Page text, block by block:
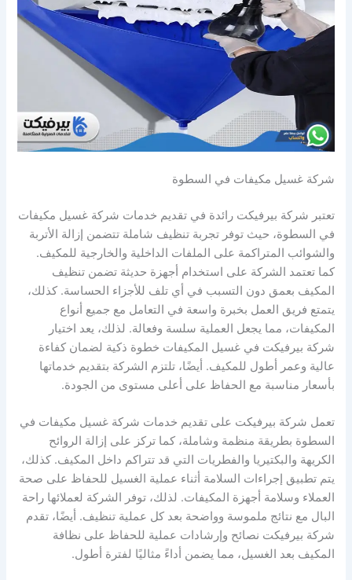
شركة غسيل مكيفات في السطوة
تعتبر شركة بيرفيكت رائدة في تقديم خدمات شركة غسيل مكيفات
في السطوة، حيث توفر تجربة تنظيف شاملة تتضمن إزالة الأتربة
والشوائب المتراكمة على الملفات الداخلية والخارجية للمكيف.
كما تعتمد الشركة على استخدام أجهزة حديثة تضمن تنظيف
المكيف بعمق دون التسبب في أي تلف للأجزاء الحساسة. كذلك،
يتمتع فريق العمل بخبرة واسعة في التعامل مع جميع أنواع
المكيفات، مما يجعل العملية سلسة وفعالة. لذلك، يعد اختيار
شركة بيرفيكت في غسيل المكيفات خطوة ذكية لضمان كفاءة
عالية وعمر أطول للمكيف. أيضًا، تلتزم الشركة بتقديم خدماتها
بأسعار مناسبة مع الحفاظ على أعلى مستوى من الجودة.
تعمل شركة بيرفيكت على تقديم خدمات شركة غسيل مكيفات في
السطوة بطريقة منظمة وشاملة، كما تركز على إزالة الروائح
الكريهة والبكتيريا والفطريات التي قد تتراكم داخل المكيف. كذلك،
يتم تطبيق إجراءات السلامة أثناء عملية الغسيل للحفاظ على صحة
العملاء وسلامة أجهزة المكيفات. لذلك، توفر الشركة لعملائها راحة
البال مع نتائج ملموسة وواضحة بعد كل عملية تنظيف. أيضًا، تقدم
شركة بيرفيكت نصائح وإرشادات عملية للحفاظ على نظافة
المكيف بعد الغسيل، مما يضمن أداءً مثاليًا لفترة أطول.